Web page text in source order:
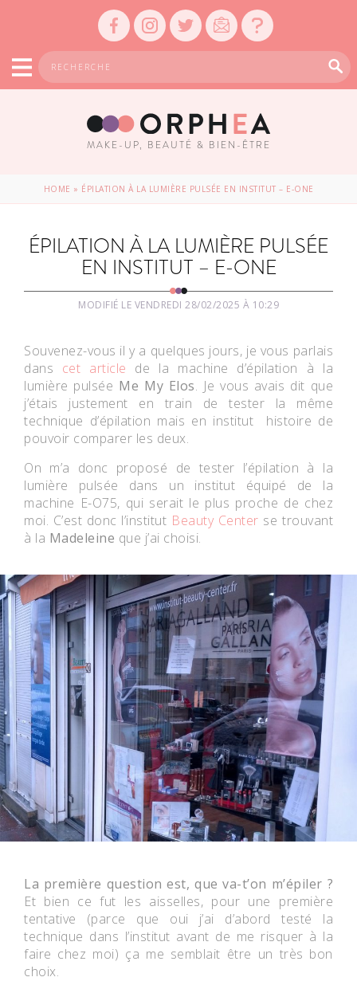
MAKE-UP, BEAUTÉ & BIEN-ÊTRE
HOME » ÉPILATION À LA LUMIÈRE PULSÉE EN INSTITUT – E-ONE
ÉPILATION À LA LUMIÈRE PULSÉE
EN INSTITUT – E-ONE
MODIFIÉ LE VENDREDI 28/02/2025 À 10:29
Souvenez-vous il y a quelques jours, je vous parlais
dans cet article de la machine d’épilation à la
lumière pulsée Me My Elos. Je vous avais dit que
j’étais justement en train de tester la même
technique d’épilation mais en institut histoire de
pouvoir comparer les deux.
On m’a donc proposé de tester l’épilation à la
lumière pulsée dans un institut équipé de la
machine E-O75, qui serait le plus proche de chez
moi. C’est donc l’institut Beauty Center se trouvant
à la Madeleine que j’ai choisi.
La première question est, que va-t’on m’épiler ?
Et bien ce fut les aisselles, pour une première
tentative (parce que oui j’ai d’abord testé la
technique dans l’institut avant de me risquer à la
faire chez moi) ça me semblait être un très bon
choix.